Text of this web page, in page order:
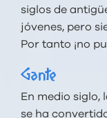
siglos de
jóvenes, pero
Por tanto ¡no
Gante
En medio siglo,
se ha